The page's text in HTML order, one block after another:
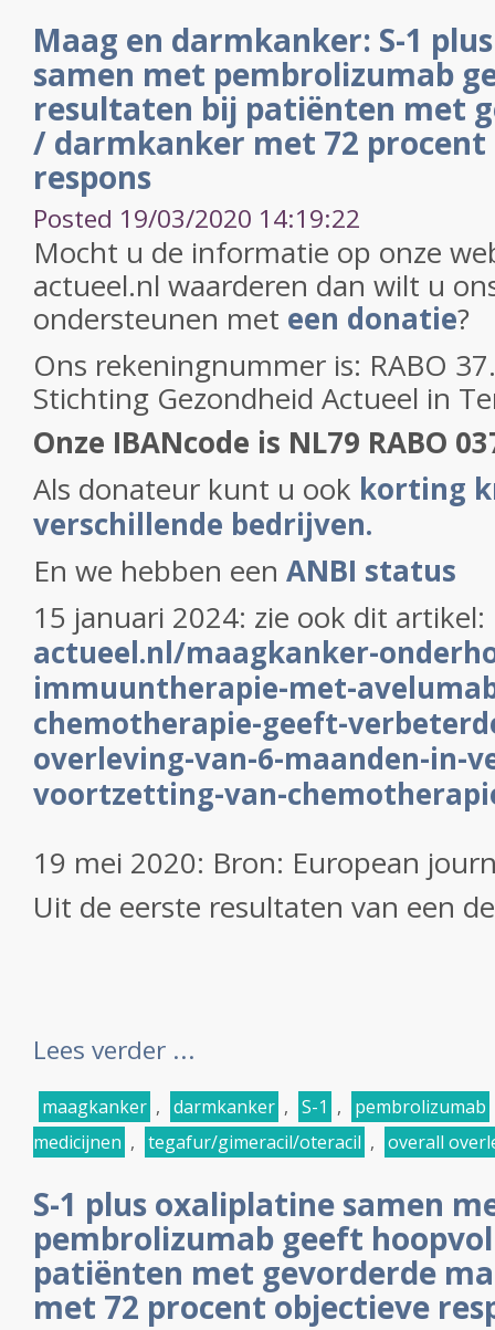
Maag en darmkanker: S-1
samen met pembrolizumab
resultaten bij patiënten met
/ darmkanker met 72 procent
respons
Posted 19/03/2020 14:19:22
Mocht u de informatie op onze
actueel.nl waarderen dan wilt u
ondersteunen met een donatie?
Ons rekeningnummer is: RABO
Stichting Gezondheid Actueel in
Onze IBANcode is NL79 RABO
Als donateur kunt u ook korting
verschillende bedrijven.
En we hebben een ANBI status
15 januari 2024: zie ook dit artikel:
actueel.nl/maagkanker-
immuuntherapie-met-
chemotherapie-geeft-
overleving-van-6-maanden-in-
voortzetting-van-
19 mei 2020: Bron: European
Uit de eerste resultaten van een
Lees verder ...
maagkanker , darmkanker , S-1 ,
pembrolizumab
medicijnen , tegafur/gimeracil/oteracil , overall
S-1 plus oxaliplatine samen
pembrolizumab geeft
patiënten met gevorderde
met 72 procent objectieve